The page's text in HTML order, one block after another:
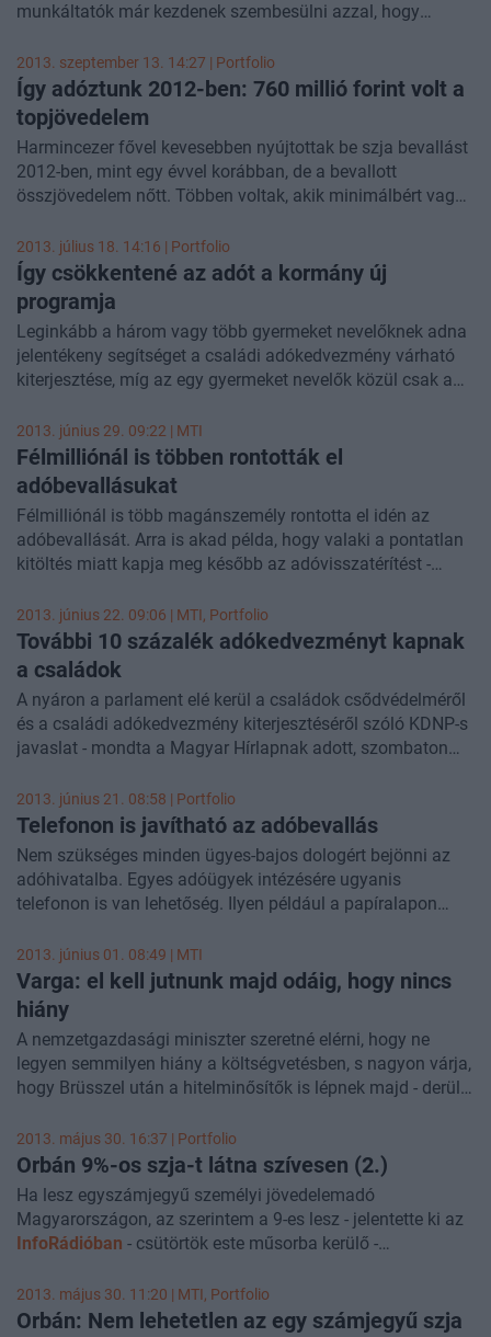
munkáltatók már kezdenek szembesülni azzal, hogy
fizetését megkapni. Erre a jog szerint van lehetőség, de a
cégek számára jelentős többletterhet jelent. Megoldás
lehetne, hogy a munkáltató, legalább átmeneti időre,
megtéríti a banki költségeket, de ezt csak adókötelesen
teheti meg.
2013. szeptember 13. 14:27 | Portfolio
Így adóztunk 2012-ben: 760 millió forint volt a
topjövedelem
Harmincezer fővel kevesebben nyújtottak be szja bevallást
2012-ben, mint egy évvel korábban, de a bevallott
összjövedelem nőtt. Többen voltak, akik minimálbért vagy
jövedelműek aránya is. A bevallott jövedelem egy főre
átlagolva havi 170 ezer forintot tett ki, az ország egyes
részei között közel százezres különbség van. Az összes
szja-bevalló 63%-a évi 2 millió (havi 167 ezer) forint alatt
keres. Az egy adózó által bevallott topjövedelem, ami teljes
egészében munkajövedelem, 760 millió forint volt, közel
200 millióval kevesebb, mint tavaly.
2013. július 18. 14:16 | Portfolio
Így csökkentené az adót a kormány új
programja
Leginkább a három vagy több gyermeket nevelőknek adna
jelentékeny segítséget a családi adókedvezmény várható
kiterjesztése, míg az egy gyermeket nevelők közül csak a
dönthet a népesedési programról, aminek derekát adná a
családi adókedvezmény kiterjesztése. Kiszámoltuk, mit
jelentene ez.
2013. június 29. 09:22 | MTI
Félmilliónál is többen rontották el
adóbevallásukat
Félmilliónál is több magánszemély rontotta el idén az
adóbevallását. Arra is akad példa, hogy valaki a pontatlan
kitöltés miatt kapja meg később az adóvisszatérítést -
2013. június 22. 09:06 | MTI, Portfolio
További 10 százalék adókedvezményt kapnak
a családok
A nyáron a parlament elé kerül a családok csődvédelméről
és a családi adókedvezmény kiterjesztéséről szóló KDNP-s
javaslat - mondta a Magyar Hírlapnak adott, szombaton
adókedvezmény kiterjesztése a fizetés 10 százalékát
jelentené, tehát akik az szja-ból nem tudják a teljes
kedvezményt érvényesíteni a munkavállalói járulékból ilyen
mértékig is megtehetik majd. Ez a költségvetésnek jövőre
30 milliárd forintba kerül.
2013. június 21. 08:58 | Portfolio
Telefonon is javítható az adóbevallás
Nem szükséges minden ügyes-bajos dologért bejönni az
adóhivatalba. Egyes adóügyek intézésére ugyanis
telefonon is van lehetőség. Ilyen például a papíralapon
2013. június 01. 08:49 | MTI
Varga: el kell jutnunk majd odáig, hogy nincs
hiány
A nemzetgazdasági miniszter szeretné elérni, hogy ne
legyen semmilyen hiány a költségvetésben, s nagyon várja,
hogy Brüsszel után a hitelminősítők is lépnek majd - derül
2013. május 30. 16:37 | Portfolio
Orbán 9%-os szja-t látna szívesen (2.)
Ha lesz egyszámjegyű személyi jövedelemadó
Magyarországon, az szerintem a 9-es lesz - jelentette ki az
InfoRádióban - csütörtök este műsorba kerülő -
úgy vélekedett, hogy a jelenlegi egykulcsos arányos
adórendszer bevált. Arra a kérdésre, hogy mikor lehet
2013. május 30. 11:20 | MTI, Portfolio
Orbán: Nem lehetetlen az egy számjegyű szja